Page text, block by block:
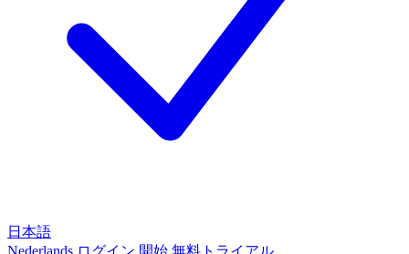
日本語
Nederlands ログイン 開始 無料トライアル